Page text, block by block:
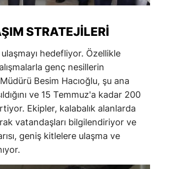
STRATEJILERI
hedefliyor. Özellikle
genç nesillerin
Besim Hacıoğlu, şu ana
ve 15 Temmuz'a kadar 200
Ekipler, kalabalık alanlarda
vatandaşları bilgilendiriyor ve
geniş kitlelere ulaşma ve